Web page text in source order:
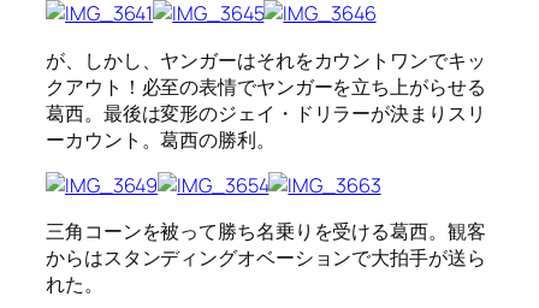
が、しかし、ヤンガーはそれをカウントワンでキッ
クアウト！必至の表情でヤンガーを立ち上がらせる
葛西。最後は変形のジェイ・ドリラーが決まりスリ
ーカウント。葛西の勝利。
三角コーンを被って勝ち名乗りを受ける葛西。観客
からはスタンディングオベーションで大拍手が送ら
れた。